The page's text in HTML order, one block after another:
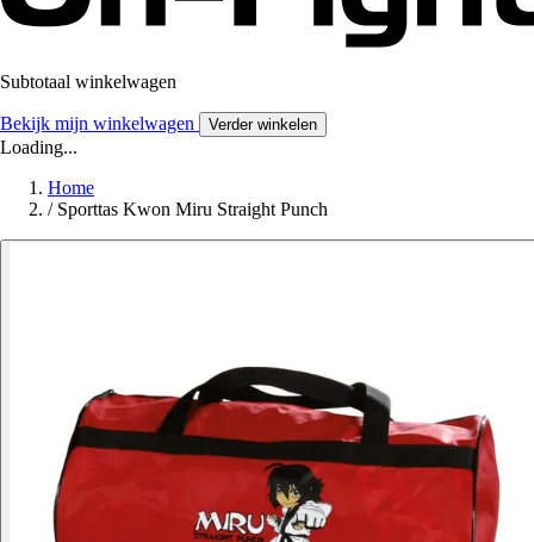
Subtotaal winkelwagen
Bekijk mijn winkelwagen Verder winkelen
Loading...
Home
/ Sporttas Kwon Miru Straight Punch